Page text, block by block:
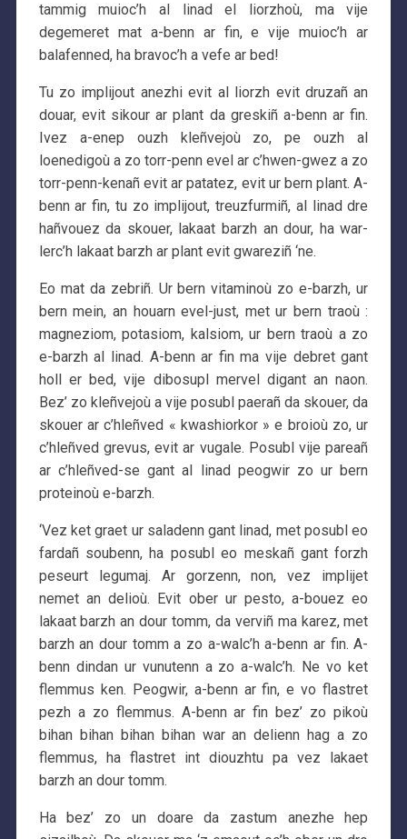
tammig muioc’h al linad el liorzhoù, ma vije
degemeret mat a-benn ar fin, e vije muioc’h ar
balafenned, ha bravoc’h a vefe ar bed!
Tu zo implijout anezhi evit al liorzh evit druzañ an
douar, evit sikour ar plant da greskiñ a-benn ar fin.
Ivez a-enep ouzh kleñvejoù zo, pe ouzh al
loenedigoù a zo torr-penn evel ar c’hwen-gwez a zo
torr-penn-kenañ evit ar patatez, evit ur bern plant. A-
benn ar fin, tu zo implijout, treuzfurmiñ, al linad dre
hañvouez da skouer, lakaat barzh an dour, ha war-
lerc’h lakaat barzh ar plant evit gwareziñ ‘ne.
Eo mat da zebriñ. Ur bern vitaminoù zo e-barzh, ur
bern mein, an houarn evel-just, met ur bern traoù :
magneziom, potasiom, kalsiom, ur bern traoù a zo
e-barzh al linad. A-benn ar fin ma vije debret gant
holl er bed, vije dibosupl mervel digant an naon.
Bez’ zo kleñvejoù a vije posubl paerañ da skouer, da
skouer ar c’hleñved « kwashiorkor » e broioù zo, ur
c’hleñved grevus, evit ar vugale. Posubl vije pareañ
ar c’hleñved-se gant al linad peogwir zo ur bern
proteinoù e-barzh.
‘Vez ket graet ur saladenn gant linad, met posubl eo
fardañ soubenn, ha posubl eo meskañ gant forzh
peseurt legumaj. Ar gorzenn, non, vez implijet
nemet an delioù. Evit ober ur pesto, a-bouez eo
lakaat barzh an dour tomm, da verviñ ma karez, met
barzh an dour tomm a zo a-walc’h a-benn ar fin. A-
benn dindan ur vunutenn a zo a-walc’h. Ne vo ket
flemmus ken. Peogwir, a-benn ar fin, e vo flastret
pezh a zo flemmus. A-benn ar fin bez’ zo pikoù
bihan bihan bihan bihan war an delienn hag a zo
flemmus, ha flastret int diouzhtu pa vez lakaet
barzh an dour tomm.
Ha bez’ zo un doare da zastum anezhe hep